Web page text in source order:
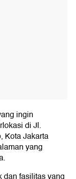
ingin
di Jl.
Kota Jakarta
yang